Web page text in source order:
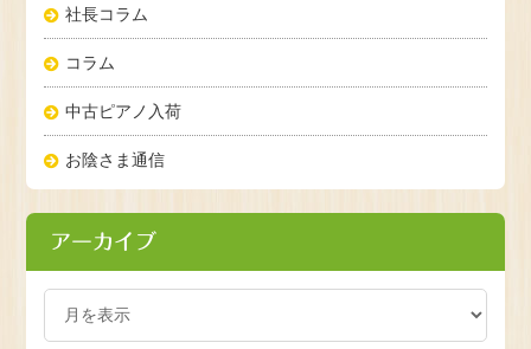
社長コラム
コラム
中古ピアノ入荷
お陰さま通信
アーカイブ